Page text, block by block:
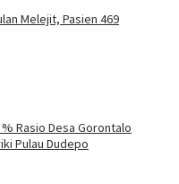
Melejit, Pasien 469
% Rasio Desa Gorontalo
Pulau Dudepo